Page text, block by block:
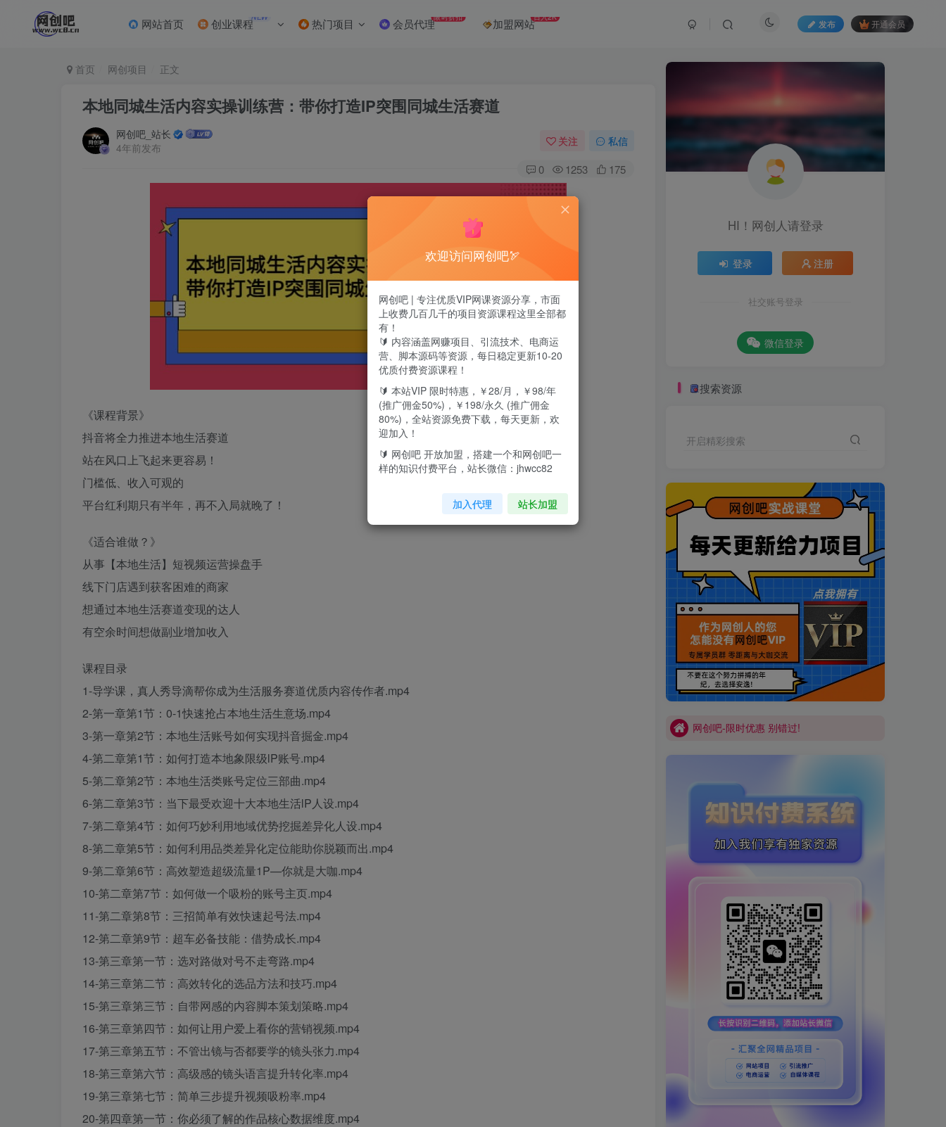
网站首页 创业课程NEW 热门项目 会员代理限时折扣 加盟网站日入2K
发布 开通会员
首页 网创项目 正文
本地同城生活内容实操训练营：带你打造IP突围同城生活赛道
网创吧_站长
4年前发布
关注 私信
0 1253 175
《课程背景》
抖音将全力推进本地生活赛道
站在风口上飞起来更容易！
门槛低、收入可观的
平台红利期只有半年，再不入局就晚了！
《适合谁做？》
从事【本地生活】短视频运营操盘手
线下门店遇到获客困难的商家
想通过本地生活赛道变现的达人
有空余时间想做副业增加收入
课程目录
1-导学课，真人秀导滴帮你成为生活服务赛道优质内容传作者.mp4
2-第一章第1节：0-1快速抢占本地生活生意场.mp4
3-第一章第2节：本地生活账号如何实现抖音掘金.mp4
4-第二章第1节：如何打造本地象限级lP账号.mp4
5-第二章第2节：本地生活类账号定位三部曲.mp4
6-第二章第3节：当下最受欢迎十大本地生活lP人设.mp4
7-第二章第4节：如何巧妙利用地域优势挖掘差异化人设.mp4
8-第二章第5节：如何利用品类差异化定位能助你脱颖而出.mp4
9-第二章第6节：高效塑造超级流量1P—你就是大咖.mp4
10-第二章第7节：如何做一个吸粉的账号主页.mp4
11-第二章第8节：三招简单有效快速起号法.mp4
12-第二章第9节：超车必备技能：借势成长.mp4
13-第三章第一节：选对路做对号不走弯路.mp4
14-第三章第二节：高效转化的选品方法和技巧.mp4
15-第三章第三节：自带网感的内容脚本策划策略.mp4
16-第三章第四节：如何让用户爱上看你的营销视频.mp4
17-第三章第五节：不管出镜与否都要学的镜头张力.mp4
18-第三章第六节：高级感的镜头语言提升转化率.mp4
19-第三章第七节：简单三步提升视频吸粉率.mp4
20-第四章第一节：你必须了解的作品核心数据维度.mp4
HI！网创人请登录
登录 注册
社交账号登录
微信登录
搜索资源
开启精彩搜索
买VIP会员或加盟商-全年最低价-立即抢额
网创吧-限时优惠 别错过!
买VIP会员或加盟商-全年最低价-立即抢额
网创吧-限时优惠 别错过!
欢迎访问网创吧🏹
网创吧 | 专注优质VIP网课资源分享，市面
上收费几百几千的项目资源课程这里全部都
有！
🔰 内容涵盖网赚项目、引流技术、电商运
营、脚本源码等资源，每日稳定更新10-20
优质付费资源课程！
🔰 本站VIP 限时特惠，￥28/月，￥98/年
(推广佣金50%)，￥198/永久 (推广佣金
80%)，全站资源免费下载，每天更新，欢
迎加入！
🔰 网创吧 开放加盟，搭建一个和网创吧一
样的知识付费平台，站长微信：jhwcc82
加入代理 站长加盟